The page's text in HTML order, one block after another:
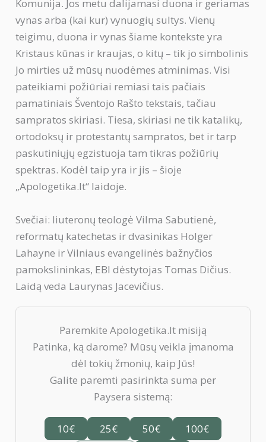
Komunija. Jos metu dalijamasi duona ir geriamas
vynas arba (kai kur) vynuogių sultys. Vienų
teigimu, duona ir vynas šiame kontekste yra
Kristaus kūnas ir kraujas, o kitų – tik jo simbolinis
Jo mirties už mūsų nuodėmes atminimas. Visi
pateikiami požiūriai remiasi tais pačiais
pamatiniais Šventojo Rašto tekstais, tačiau
sampratos skiriasi. Tiesa, skiriasi ne tik katalikų,
ortodoksų ir protestantų sampratos, bet ir tarp
paskutiniųjų egzistuoja tam tikras požiūrių
spektras. Kodėl taip yra ir jis – šioje
„Apologetika.lt“ laidoje.
Svečiai: liuteronų teologė Vilma Sabutienė,
reformatų katechetas ir dvasinikas Holger
Lahayne ir Vilniaus evangelinės bažnyčios
pamokslininkas, EBI dėstytojas Tomas Dičius.
Laidą veda Laurynas Jacevičius.
Paremkite Apologetika.lt misiją
Patinka, ką darome? Mūsų veikla įmanoma
dėl tokių žmonių, kaip Jūs!
Galite paremti pasirinkta suma per
Paysera sistemą:
10€ 25€ 50€
100€